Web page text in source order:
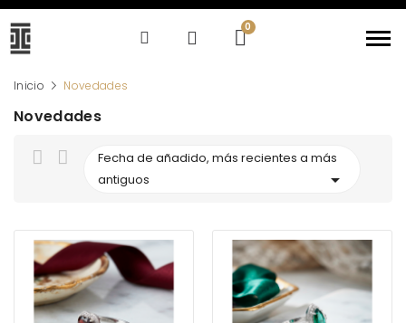
Inicio Novedades
Novedades
Fecha de añadido, más recientes a más
antiguos
